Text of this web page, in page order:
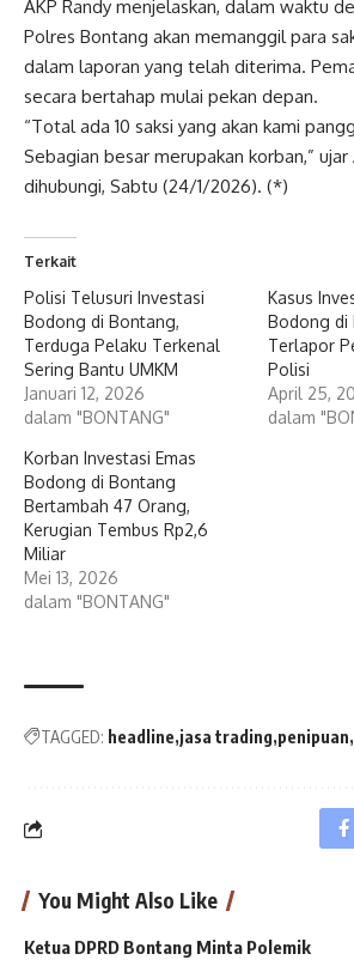
AKP Randy menjelaskan, dalam waktu
Polres Bontang akan memanggil para
dalam laporan yang telah diterima.
secara bertahap mulai pekan depan.
“Total ada 10 saksi yang akan kami
Sebagian besar merupakan korban,” ujar
dihubungi, Sabtu (24/1/2026). (*)
Terkait
Polisi Telusuri Investasi
Bodong di Bontang,
Terduga Pelaku Terkenal
Sering Bantu UMKM
Januari 12, 2026
dalam "BONTANG"
Kasus
Bodong di
Terlapor
Polisi
April 25,
dalam
Korban Investasi Emas
Bodong di Bontang
Bertambah 47 Orang,
Kerugian Tembus Rp2,6
Miliar
Mei 13, 2026
dalam "BONTANG"
TAGGED: headline jasa trading penipuan
You Might Also Like
Ketua DPRD Bontang Minta Polemik